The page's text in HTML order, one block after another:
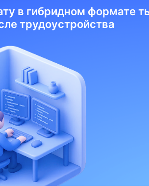
с
в гибридном формате
трудоустройства